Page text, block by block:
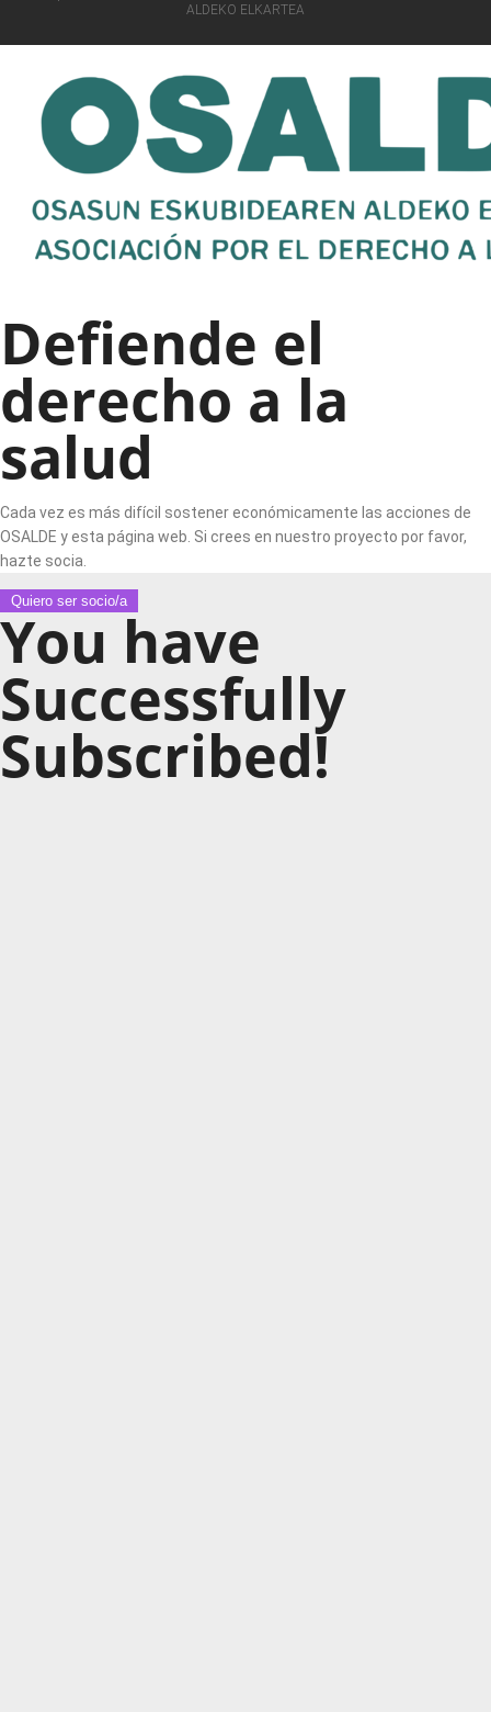
ALDEKO ELKARTEA
Defiende el
derecho a la
salud
Cada vez es más difícil sostener económicamente las acciones de
OSALDE y esta página web. Si crees en nuestro proyecto por favor,
hazte socia.
Quiero ser socio/a
You have
Successfully
Subscribed!